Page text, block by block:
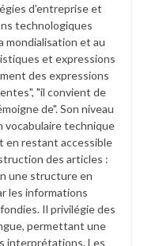
d'entreprise et
technologiques
mondialisation et au
et expressions
des expressions
"il convient de
de". Son niveau
vocabulaire technique
en restant accessible
des articles :
une structure en
les informations
Il privilégie des
permettant une
interprétations. Les